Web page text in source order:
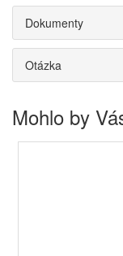
Dokumenty
Otázka
Mohlo by